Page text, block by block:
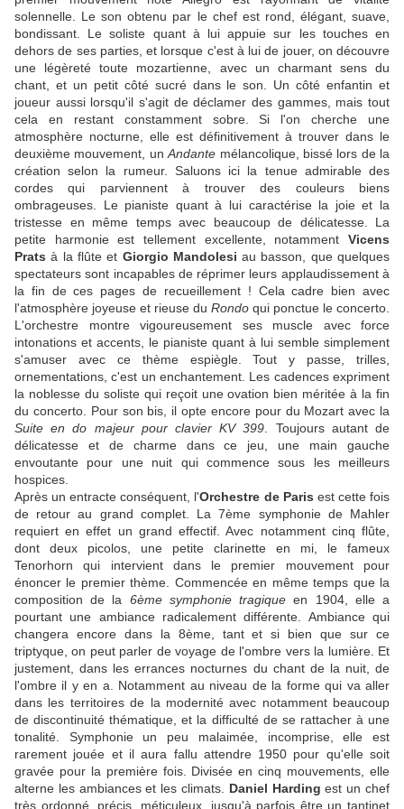
solennelle. Le son obtenu par le chef est rond, élégant, suave,
bondissant. Le soliste quant à lui appuie sur les touches en
dehors de ses parties, et lorsque c'est à lui de jouer, on découvre
une légèreté toute mozartienne, avec un charmant sens du
chant, et un petit côté sucré dans le son. Un côté enfantin et
joueur aussi lorsqu'il s'agit de déclamer des gammes, mais tout
cela en restant constamment sobre. Si l'on cherche une
atmosphère nocturne, elle est définitivement à trouver dans le
deuxième mouvement, unAndante mélancolique, bissé lors de la
création selon la rumeur. Saluons ici la tenue admirable des
cordes qui parviennent à trouver des couleurs biens
ombrageuses. Le pianiste quant à lui caractérise la joie et la
tristesse en même temps avec beaucoup de délicatesse. La
petite harmonie est tellement excellente, notamment Vicens
Prats à la flûte et Giorgio Mandolesi au basson, que quelques
spectateurs sont incapables de réprimer leurs applaudissement à
la fin de ces pages de recueillement ! Cela cadre bien avec
l'atmosphère joyeuse et rieuse du Rondo qui ponctue le concerto.
L'orchestre montre vigoureusement ses muscle avec force
intonations et accents, le pianiste quant à lui semble simplement
s'amuser avec ce thème espiègle. Tout y passe, trilles,
ornementations, c'est un enchantement. Les cadences expriment
la noblesse du soliste qui reçoit une ovation bien méritée à la fin
du concerto. Pour son bis, il opte encore pour du Mozart avec la
Suite en do majeur pour clavier KV 399 . Toujours autant de
délicatesse et de charme dans ce jeu, une main gauche
envoutante pour une nuit qui commence sous les meilleurs
hospices.
Après un entracte conséquent, l'Orchestre de Paris est cette fois
de retour au grand complet. La 7ème symphonie de Mahler
requiert en effet un grand effectif. Avec notamment cinq flûte,
dont deux picolos, une petite clarinette en mi, le fameux
Tenorhorn qui intervient dans le premier mouvement pour
énoncer le premier thème. Commencée en même temps que la
composition de la 6ème symphonie tragique en 1904, elle a
pourtant une ambiance radicalement différente. Ambiance qui
changera encore dans la 8ème, tant et si bien que sur ce
triptyque, on peut parler de voyage de l'ombre vers la lumière. Et
justement, dans les errances nocturnes du chant de la nuit, de
l'ombre il y en a. Notamment au niveau de la forme qui va aller
dans les territoires de la modernité avec notamment beaucoup
de discontinuité thématique, et la difficulté de se rattacher à une
tonalité. Symphonie un peu malaimée, incomprise, elle est
rarement jouée et il aura fallu attendre 1950 pour qu'elle soit
gravée pour la première fois. Divisée en cinq mouvements, elle
alterne les ambiances et les climats. Daniel Harding est un chef
très ordonné, précis, méticuleux, jusqu'à parfois être un tantinet